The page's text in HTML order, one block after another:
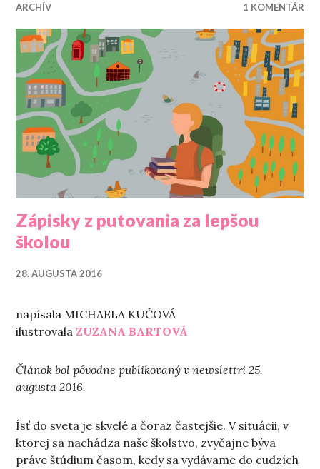
ARCHÍV 1 KOMENTÁR
Zápisky z putovania za lepšou
školou
28. AUGUSTA 2016
napísala MICHAELA KUČOVÁ
ilustrovala ZUZANA BARTOVÁ
Článok bol pôvodne publikovaný v newslettri 25.
augusta 2016.
Ísť do sveta je skvelé a čoraz častejšie. V situácii, v
ktorej sa nachádza naše školstvo, zvyčajne býva
práve štúdium časom, kedy sa vydávame do cudzích